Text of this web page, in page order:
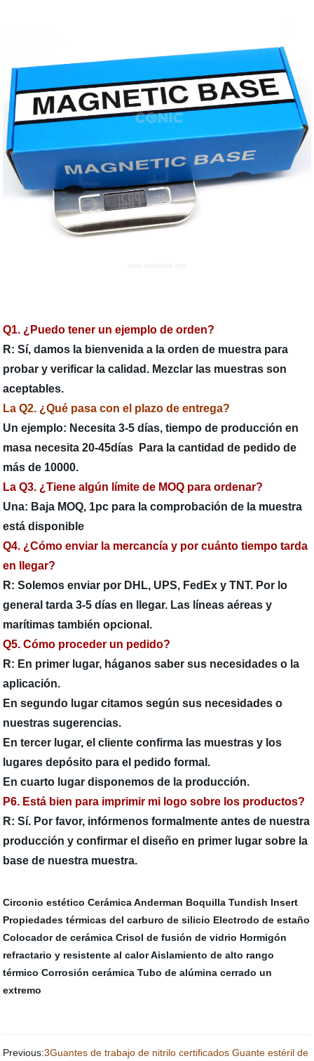
Q1. ¿Puedo tener un ejemplo de orden?
R: Sí, damos la bienvenida a la orden de muestra para
probar y verificar la calidad. Mezclar las muestras son
aceptables.
La Q2. ¿Qué pasa con el plazo de entrega?
Un ejemplo: Necesita 3-5 días, tiempo de producción en
masa necesita 20-45días Para la cantidad de pedido de
más de 10000.
La Q3. ¿Tiene algún límite de MOQ para ordenar?
Una: Baja MOQ, 1pc para la comprobación de la muestra
está disponible
Q4. ¿Cómo enviar la mercancía y por cuánto tiempo tarda
en llegar?
R: Solemos enviar por DHL, UPS, FedEx y TNT. Por lo
general tarda 3-5 días en llegar. Las líneas aéreas y
marítimas también opcional.
Q5. Cómo proceder un pedido?
R: En primer lugar, háganos saber sus necesidades o la
aplicación.
En segundo lugar citamos según sus necesidades o
nuestras sugerencias.
En tercer lugar, el cliente confirma las muestras y los
lugares depósito para el pedido formal.
En cuarto lugar disponemos de la producción.
P6. Está bien para imprimir mi logo sobre los productos?
R: Sí. Por favor, infórmenos formalmente antes de nuestra
producción y confirmar el diseño en primer lugar sobre la
base de nuestra muestra.
Circonio estético Cerámica Anderman Boquilla Tundish Insert
Propiedades térmicas del carburo de silicio Electrodo de estaño
Colocador de cerámica Crisol de fusión de vidrio Hormigón
refractario y resistente al calorAislamiento de alto rango
térmico Corrosión cerámica Tubo de alúmina cerrado un
extremo
Previous:3Guantes de trabajo de nitrilo certificados Guante estéril de